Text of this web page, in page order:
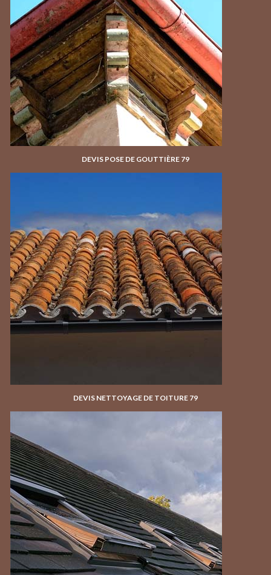
DEVIS POSE DE GOUTTIÈRE 79
DEVIS NETTOYAGE DE TOITURE 79